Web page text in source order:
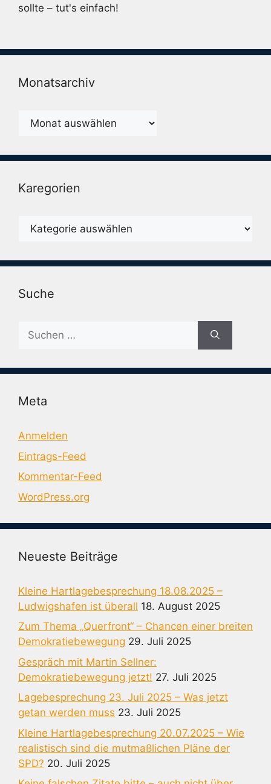
sollte – tut's einfach!
Monatsarchiv
Monatsarchiv
Karegorien
Karegorien
Suche
Suche
nach:
Meta
Anmelden
Eintrags-Feed
Kommentar-Feed
WordPress.org
Neueste Beiträge
Kleine Hartlagebesprechung 18.08.2025 –
Ludwigshafen ist überall 18. August 2025
Zum Thema „Querfront“ – Chancen einer breiten
Demokratiebewegung 29. Juli 2025
Gespräch mit Martin Sellner:
Demokratiebewegung jetzt! 27. Juli 2025
Lagebesprechung 23. Juli 2025 – Was jetzt
getan werden muss 23. Juli 2025
Kleine Hartlagebesprechung 20.07.2025 – Wie
realistisch sind die mutmaßlichen Pläne der
SPD? 20. Juli 2025